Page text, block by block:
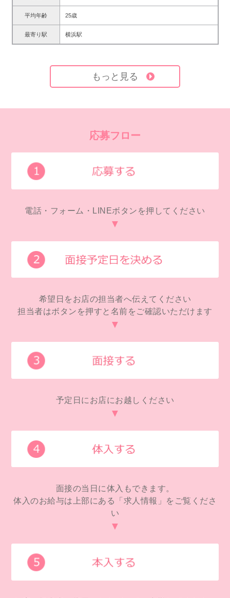
平均年齢 25歳
最寄り駅 横浜駅
もっと見る
応募フロー
電話・フォーム・LINEボタンを押してください
▼
希望日をお店の担当者へ伝えてください
担当者はボタンを押すと名前をご確認いただけます
▼
予定日にお店にお越しください
▼
面接の当日に体入もできます。
体入のお給与は上部にある「求人情報」をご覧くださ
い
▼